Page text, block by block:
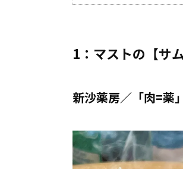
1：マストの【サ
新沙薬房／「肉=薬